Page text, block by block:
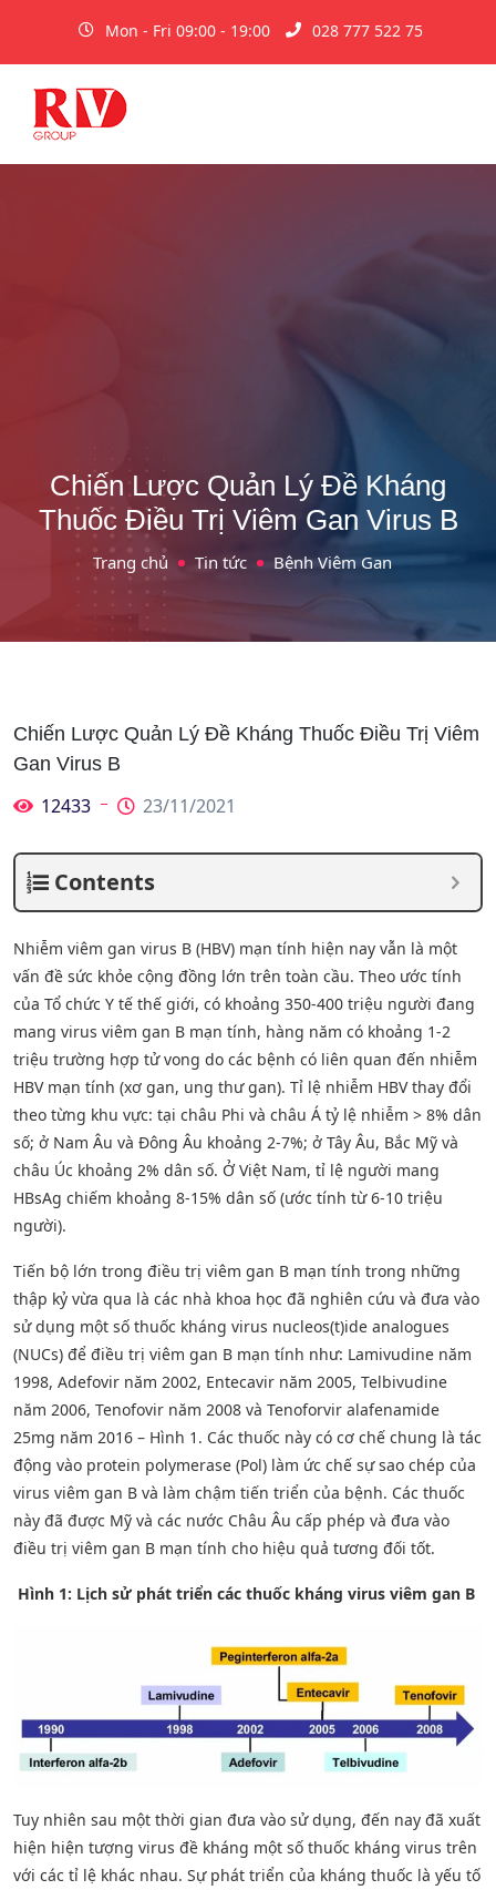
Mon - Fri 09:00 - 19:00 028 777 522 75
Chiến Lược Quản Lý Đề Kháng
Thuốc Điều Trị Viêm Gan Virus B
Trang chủ Tin tức Bệnh Viêm Gan
Chiến Lược Quản Lý Đề Kháng Thuốc Điều Trị Viêm
Gan Virus B
12433 23/11/2021
Contents
Nhiễm viêm gan virus B (HBV) mạn tính hiện nay vẫn là một
vấn đề sức khỏe cộng đồng lớn trên toàn cầu. Theo ước tính
của Tổ chức Y tế thế giới, có khoảng 350-400 triệu người đang
mang virus viêm gan B mạn tính, hàng năm có khoảng 1-2
triệu trường hợp tử vong do các bệnh có liên quan đến nhiễm
HBV mạn tính (xơ gan, ung thư gan). Tỉ lệ nhiễm HBV thay đổi
theo từng khu vực: tại châu Phi và châu Á tỷ lệ nhiễm > 8% dân
số; ở Nam Âu và Đông Âu khoảng 2-7%; ở Tây Âu, Bắc Mỹ và
châu Úc khoảng 2% dân số. Ở Việt Nam, tỉ lệ người mang
HBsAg chiếm khoảng 8-15% dân số (ước tính từ 6-10 triệu
người).
Tiến bộ lớn trong điều trị viêm gan B mạn tính trong những
thập kỷ vừa qua là các nhà khoa học đã nghiên cứu và đưa vào
sử dụng một số thuốc kháng virus nucleos(t)ide analogues
(NUCs) để điều trị viêm gan B mạn tính như: Lamivudine năm
1998, Adefovir năm 2002, Entecavir năm 2005, Telbivudine
năm 2006, Tenofovir năm 2008 và Tenoforvir alafenamide
25mg năm 2016 – Hình 1. Các thuốc này có cơ chế chung là tác
động vào protein polymerase (Pol) làm ức chế sự sao chép của
virus viêm gan B và làm chậm tiến triển của bệnh. Các thuốc
này đã được Mỹ và các nước Châu Âu cấp phép và đưa vào
điều trị viêm gan B mạn tính cho hiệu quả tương đối tốt.
Hình 1: Lịch sử phát triển các thuốc kháng virus viêm gan B
Tuy nhiên sau một thời gian đưa vào sử dụng, đến nay đã xuất
hiện hiện tượng virus đề kháng một số thuốc kháng virus trên
với các tỉ lệ khác nhau. Sự phát triển của kháng thuốc là yếu tố